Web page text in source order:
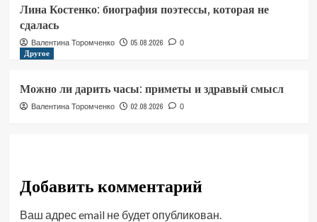
Лина Костенко: биография поэтессы, которая не
сдалась
Валентина Торомченко 05.08.2026 0
Другое
Можно ли дарить часы: приметы и здравый смысл
Валентина Торомченко 02.08.2026 0
Добавить комментарий
Ваш адрес email не будет опубликован.